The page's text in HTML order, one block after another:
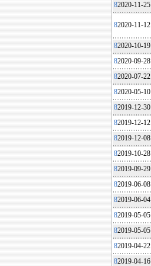
82020-11-25
82020-11-12
82020-10-19
82020-09-28
82020-07-22
82020-05-10
82019-12-30
82019-12-12
82019-12-08
82019-10-28
82019-09-29
82019-06-08
82019-06-04
82019-05-05
82019-05-05
82019-04-22
82019-04-16